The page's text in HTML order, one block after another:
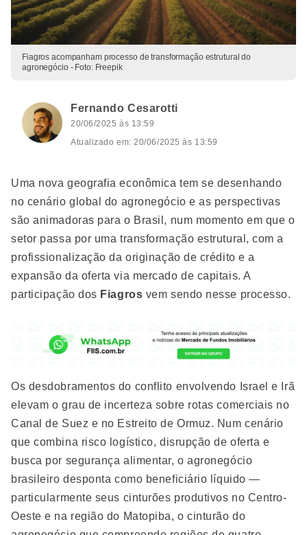
Fiagros acompanham processo de transformação estrutural do
agronegócio - Foto: Freepik
Fernando Cesarotti
20/06/2025 às 13:59
Atualizado em: 20/06/2025 às 13:59
Uma nova geografia econômica tem se desenhando
no cenário global do agronegócio e as perspectivas
são animadoras para o Brasil, num momento em que o
setor passa por uma transformação estrutural, com a
profissionalização da originação de crédito e a
expansão da oferta via mercado de capitais. A
participação dos Fiagros vem sendo nesse processo.
Os desdobramentos do conflito envolvendo Israel e Irã
elevam o grau de incerteza sobre rotas comerciais no
Canal de Suez e no Estreito de Ormuz. Num cenário
que combina risco logístico, disrupção de oferta e
busca por segurança alimentar, o agronegócio
brasileiro desponta como beneficiário líquido —
particularmente seus cinturões produtivos no Centro-
Oeste e na região do Matopiba, o cinturão do